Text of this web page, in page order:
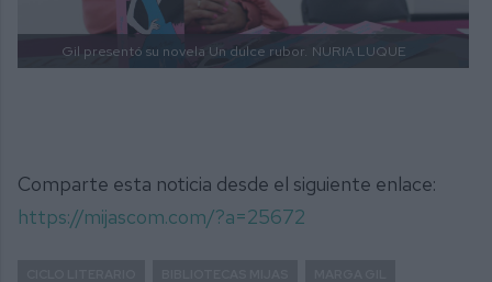
Gil presentó su novela Un dulce rubor. NURIA LUQUE
Comparte esta noticia desde el siguiente enlace:
https://mijascom.com/?a=25672